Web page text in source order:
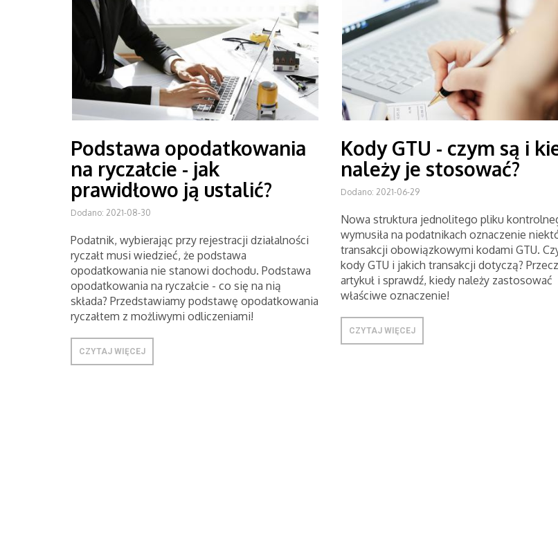
Podstawa opodatkowania
na ryczałcie - jak
prawidłowo ją ustalić?
Dodano: 2021-08-30
Podatnik, wybierając przy rejestracji działalności
ryczałt musi wiedzieć, że podstawa
opodatkowania nie stanowi dochodu. Podstawa
opodatkowania na ryczałcie - co się na nią
składa? Przedstawiamy podstawę opodatkowania
ryczałtem z możliwymi odliczeniami!
CZYTAJ WIĘCEJ
Kody GTU - czym są i
należy je stosować?
Dodano: 2021-06-29
Nowa struktura jednolitego pliku
wymusiła na podatnikach oznaczenie
transakcji obowiązkowymi kodami GTU.
kody GTU i jakich transakcji dotyczą?
artykuł i sprawdź, kiedy należy zastosować
właściwe oznaczenie!
CZYTAJ WIĘCEJ